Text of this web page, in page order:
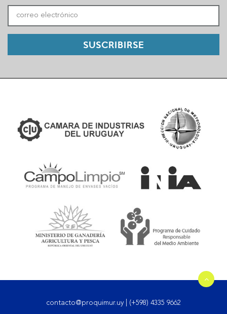
SUSCRIBIRSE
contacto@proquimur.uy (+598) 4335 9662